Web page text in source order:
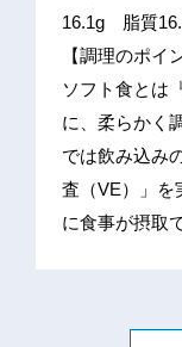
16.1g 脂質
【調理のポイ
ソフト食とは
に、柔らかく
では飲み込み
査（VE）」を
に食事が摂取